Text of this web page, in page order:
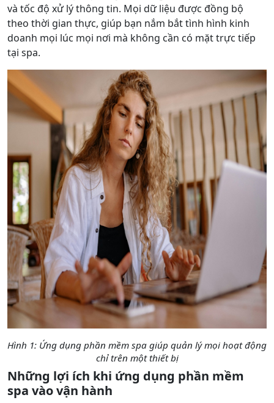
và tốc độ xử lý thông tin. Mọi dữ liệu được đồng bộ
theo thời gian thực, giúp bạn nắm bắt tình hình kinh
doanh mọi lúc mọi nơi mà không cần có mặt trực tiếp
tại spa.
Hình 1: Ứng dụng phần mềm spa giúp quản lý mọi hoạt động
chỉ trên một thiết bị
Những lợi ích khi ứng dụng phần mềm
spa vào vận hành